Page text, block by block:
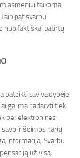
asmeniui taikoma
pat svarbu
nuo faktiškai patirtų
pateikti savivaldybėje,
galima padaryti tiek
per elektronines
ir šeimos narių
informaciją. Svarbu
už visą